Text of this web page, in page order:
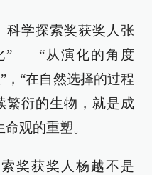
科学探索奖获奖人张
”——“从演化的角度
，“在自然选择的过程
繁衍的生物，就是成
观的重塑。
奖获奖人杨越不是